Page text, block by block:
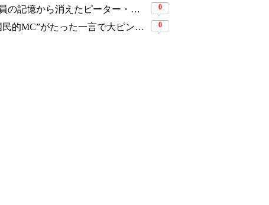
全員の記憶から消えたピーター・パーカーに謎の敵と制御不能の新能力…『スパイダーマン：ブランド・ニュー・デイ』に期待爆発 0
“国民的MC”がたった一言で大ピンチ…劇場ミュージカルを巡る発言に批判続出、ついに長文で謝罪 0